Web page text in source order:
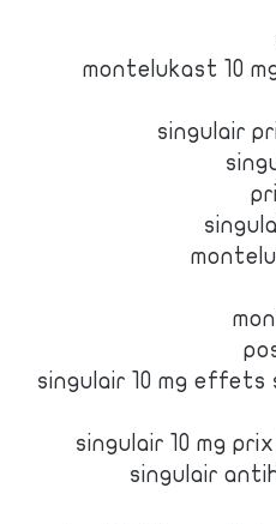
montelukast 10
singulair
singulair 10 mg
singulair 10 mg
singulair